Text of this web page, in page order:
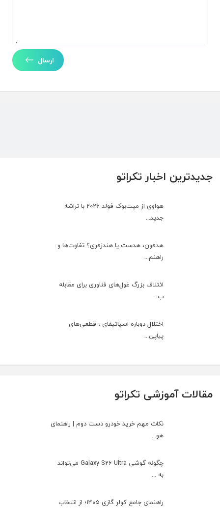
جدیدترین اخبار تکراتو
هواوی از میت‌بوک فولد 2026 با تراشه
جدید...
هدفون، هدست یا هندزفری؟ تفاوت‌ها و
راهنم...
ائتلاف بزرگ غول‌های فناوری برای مقابله
ب...
اختلال دوباره اسپاتیفای ؛ قطعی‌های
پیاپی...
ارسال
مقالات آموزشی تکراتو
نکات مهم خرید خودرو دست دوم | راهنمای
هو...
چگونه گوشی Galaxy S26 Ultra می‌تواند
به ...
راهنمای جامع کولر گازی ۱۴۰۵؛ از انتخاب